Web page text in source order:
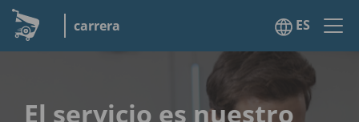
carrera ES
El servicio es nuestro